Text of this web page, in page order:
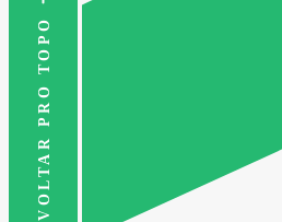
VOLTAR PRO TOPO